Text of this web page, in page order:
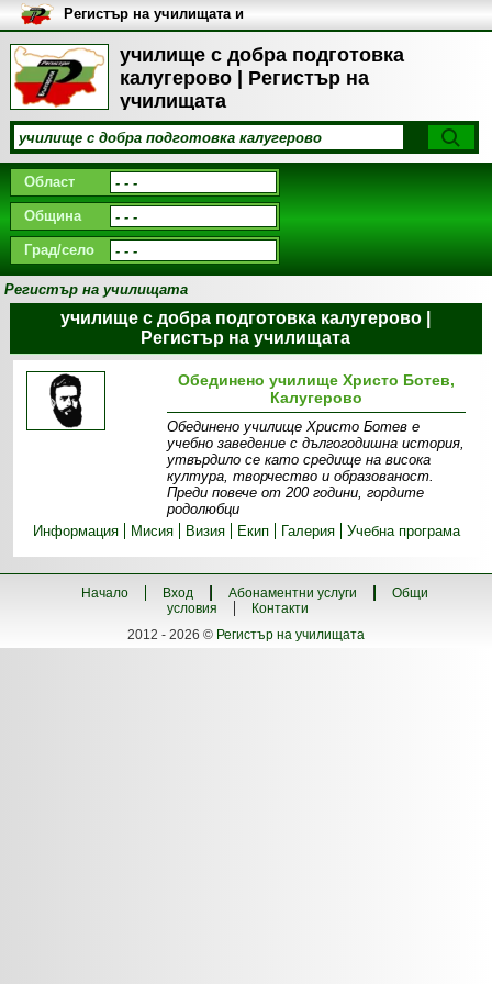
училище с добра подготовка
калугерово | Регистър на
училищата
Регистър на училищата и
университетите в България
Област
Община
Град/село
Регистър на училищата
училище с добра подготовка калугерово |
Регистър на училищата
Обединено училище Христо Ботев,
Калугерово
Обединено училище Христо Ботев е
учебно заведение с дългогодишна история,
утвърдило се като средище на висока
култура, творчество и образованост.
Преди повече от 200 години, гордите
родолюбци
Информация
Мисия Визия Екип Галерия Учебна програма
Начало Вход Абонаментни услуги
Общи
условия
Контакти
2012 - 2026 © Регистър на училищата